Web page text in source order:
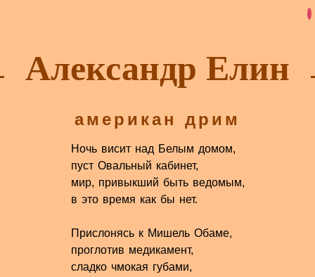
Александр Елин
американ дрим
Ночь висит над Белым домом,
пуст Овальный кабинет,
мир, привыкший быть ведомым,
в это время как бы нет.
Прислонясь к Мишель Обаме,
проглотив медикамент,
сладко чмокая губами,